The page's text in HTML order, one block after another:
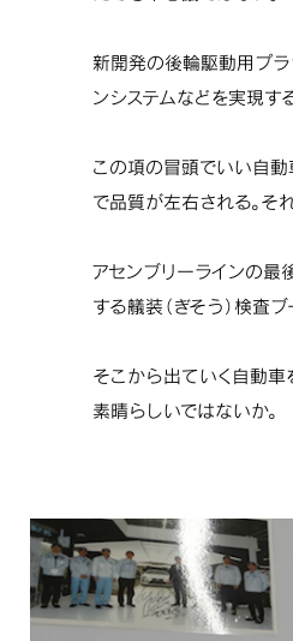
新開発の後輪駆動用プラ
ンシステムなどを実現す
この項の冒頭でいい自
で品質が左右される。そ
アセンブリーラインの最
する艤装（ぎそう）検査ブ
そこから出ていく自動車
素晴らしいではないか。